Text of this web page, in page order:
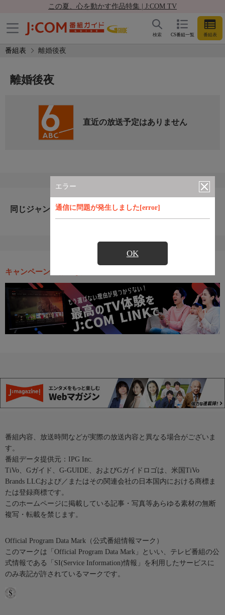
この夏、心を動かす作品特集 | J:COM TV
CS番組一覧 番組表
検索
番組表 離婚後夜
エラー
通信に問題が発生しました[error]
OK
離婚後夜
直近の放送予定はありません
同じジャンルのおすすめ番組
キャンペーン・お得な情報
番組内容、放送時間などが実際の放送内容と異なる場合がございま
す。
番組データ提供元：IPG Inc.
TiVo、Gガイド、G-GUIDE、およびGガイドロゴは、米国TiVo
Brands LLCおよび／またはその関連会社の日本国内における商標ま
たは登録商標です。
このホームページに掲載している記事・写真等あらゆる素材の無断
複写・転載を禁じます。
Official Program Data Mark（公式番組情報マーク）
このマークは「Official Program Data Mark」といい、テレビ番組の公
式情報である「SI(Service Information)情報」を利用したサービスに
のみ表記が許されているマークです。